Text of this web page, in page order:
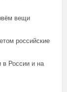
вещи
российские
в России и на